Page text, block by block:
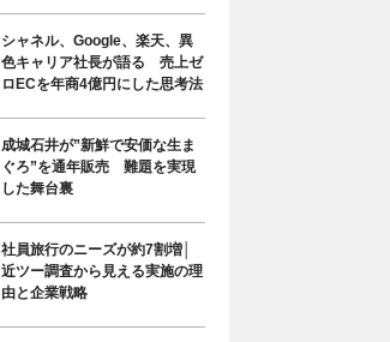
シャネル、Google、楽天、異
色キャリア社長が語る 売上ゼ
ロECを年商4億円にした思考法
成城石井が”新鮮で安価な生ま
ぐろ”を通年販売 難題を実現
した舞台裏
社員旅行のニーズが約7割増│
近ツー調査から見える実施の理
由と企業戦略